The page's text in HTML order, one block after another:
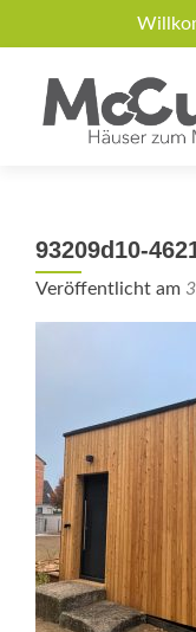
Über McCube
93209d10-
Veröffentlicht am